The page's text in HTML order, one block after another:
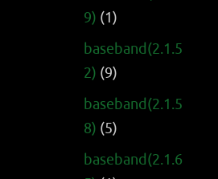
9) (1)
baseband(2.1.5
2) (9)
baseband(2.1.5
8) (5)
baseband(2.1.6